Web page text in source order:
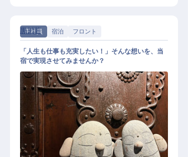
正社員 宿泊 フロント
フロント│賞与年2回／個室寮有／毎
年12/31～1/3休／月給25万～
黒川荘
「人生も仕事も充実したい！」そんな想いを、当
宿で実現させてみませんか？